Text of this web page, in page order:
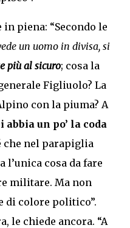
piena: “Secondo le
un uomo in divisa, si
più al sicuro; cosa la
Figliuolo? La
con la piuma? A
abbia un po’ la coda
che nel parapiglia
cosa da fare
militare. Ma non
di colore politico”.
le chiede ancora. “A